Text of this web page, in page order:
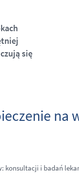
się
na
konsultacji i badań